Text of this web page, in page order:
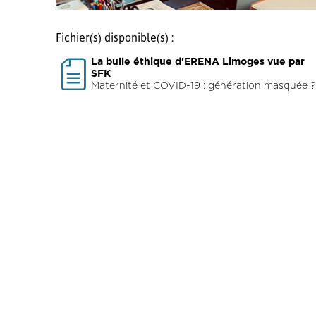
Fichier(s) disponible(s) :
La bulle éthique d'ERENA Limoges vue par
SFK
Maternité et COVID-19 : génération masquée ?